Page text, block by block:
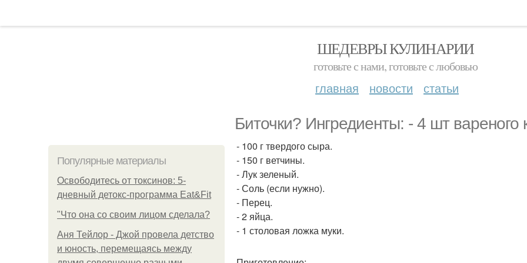
ШЕДЕВРЫ КУЛИНАРИИ
готовьте с нами, готовьте с любовью
главная новости статьи
Биточки? Ингредиенты: - 4 шт вареного
Популярные материалы
Освободитесь от токсинов: 5-
дневный детокс-программа Eat&Fit
"Что она со своим лицом сделала?
Аня Тейлор - Джой провела детство
и юность, перемещаясь между
- 100 г твердого сыра.
- 150 г ветчины.
- Лук зеленый.
- Соль (если нужно).
- Перец.
- 2 яйца.
- 1 столовая ложка муки.